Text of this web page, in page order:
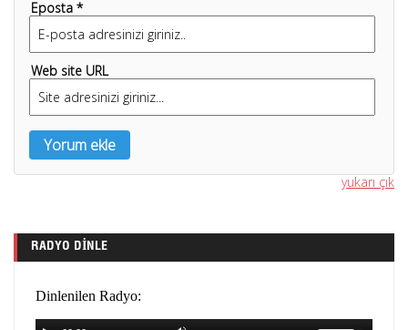
Eposta *
Web site URL
yukarı çık
RADYO DINLE